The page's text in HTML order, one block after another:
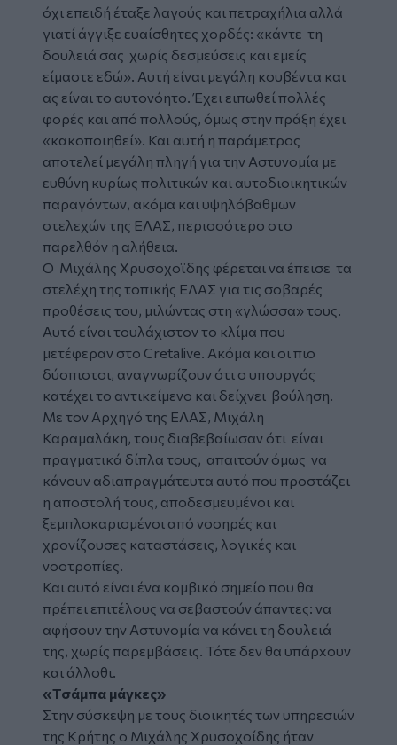
όχι επειδή έταξε λαγούς και πετραχήλια αλλά
γιατί άγγιξε ευαίσθητες χορδές: «κάντε τη
δουλειά σας χωρίς δεσμεύσεις και εμείς
είμαστε εδώ». Αυτή είναι μεγάλη κουβέντα και
ας είναι το αυτονόητο. Έχει ειπωθεί πολλές
φορές και από πολλούς, όμως στην πράξη έχει
«κακοποιηθεί». Και αυτή η παράμετρος
αποτελεί μεγάλη πληγή για την Αστυνομία με
ευθύνη κυρίως πολιτικών και αυτοδιοικητικών
παραγόντων, ακόμα και υψηλόβαθμων
στελεχών της ΕΛΑΣ, περισσότερο στο
παρελθόν η αλήθεια.
Ο Μιχάλης Χρυσοχοϊδης φέρεται να έπεισε τα
στελέχη της τοπικής ΕΛΑΣ για τις σοβαρές
προθέσεις του, μιλώντας στη «γλώσσα» τους.
Αυτό είναι τουλάχιστον το κλίμα που
μετέφεραν στο Cretalive. Ακόμα και οι πιο
δύσπιστοι, αναγνωρίζουν ότι ο υπουργός
κατέχει το αντικείμενο και δείχνει βούληση.
Με τον Αρχηγό της ΕΛΑΣ, Μιχάλη
Καραμαλάκη, τους διαβεβαίωσαν ότι είναι
πραγματικά δίπλα τους, απαιτούν όμως να
κάνουν αδιαπραγμάτευτα αυτό που προστάζει
η αποστολή τους, αποδεσμευμένοι και
ξεμπλοκαρισμένοι από νοσηρές και
χρονίζουσες καταστάσεις, λογικές και
νοοτροπίες.
Και αυτό είναι ένα κομβικό σημείο που θα
πρέπει επιτέλους να σεβαστούν άπαντες: να
αφήσουν την Αστυνομία να κάνει τη δουλειά
της, χωρίς παρεμβάσεις. Τότε δεν θα υπάρxουν
και άλλοθι.
«Τσάμπα μάγκες»
Στην σύσκεψη με τους διοικητές των υπηρεσιών
της Κρήτης ο Μιχάλης Χρυσοχοίδης ήταν